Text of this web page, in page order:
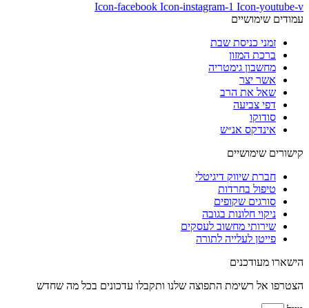
Icon-facebook Icon-instagram-1 Icon-youtube-v
עמודים שימושיים
זמני כניסת שבת
ברכת המזון
מחשבון גימטריה
אשר יצר
שאל את הרב
דפי צביעה
סודוקו
אינדקס אנ״ש
קישורים שימושיים
חברת שיווק דיגיטלי
טיפול בחרדות
סורגים שקופים
ניקוי חלונות בגובה
שירותי מחשוב לעסקים
פייטן לעלייה לתורה
הישארו מעודכנים
הצטרפו אל רשימת התפוצה שלנו ותקבלו עדכונים בכל מה שחדש